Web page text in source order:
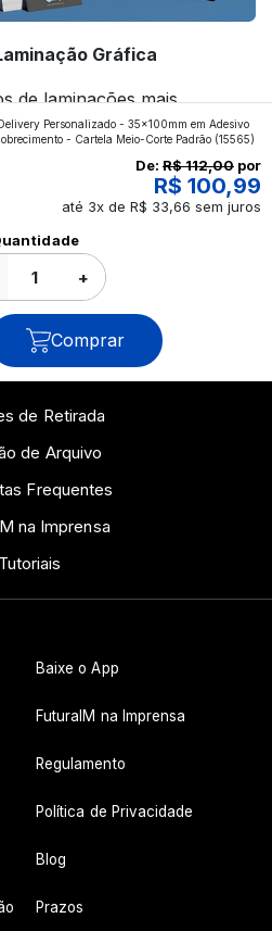
Gráfica
de laminações mais
da gráfica FuturaIM? Então,
revelar para você!
Personalizado - 35x100mm em Adesivo
- Cartela Meio-Corte Padrão (15565)
De: R$ 112,00 por
R$ 100,99
até 3x de R$ 33,66 sem juros
+
Comprar
de Retirada
de Arquivo
Frequentes
na Imprensa
Tutoriais
Baixe o App
FuturaIM na Imprensa
Regulamento
Política de Privacidade
Blog
Prazos